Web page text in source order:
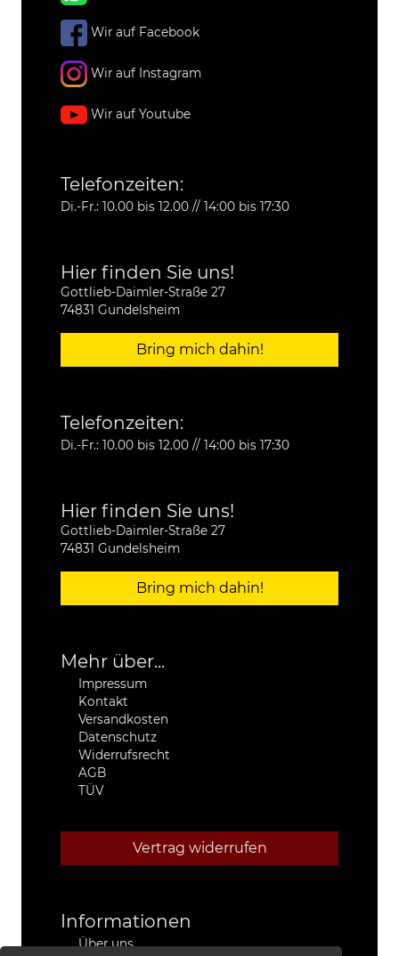
Wir auf Facebook
Wir auf Instagram
Wir auf Youtube
Telefonzeiten:
Di.-Fr.: 10.00 bis 12.00 // 14:00 bis 17:30
Hier finden Sie uns!
Gottlieb-Daimler-Straße 27
74831 Gundelsheim
Bring mich dahin!
Telefonzeiten:
Di.-Fr.: 10.00 bis 12.00 // 14:00 bis 17:30
Hier finden Sie uns!
Gottlieb-Daimler-Straße 27
74831 Gundelsheim
Bring mich dahin!
Mehr über...
Impressum
Kontakt
Versandkosten
Datenschutz
Widerrufsrecht
AGB
TÜV
Vertrag widerrufen
Informationen
Über uns